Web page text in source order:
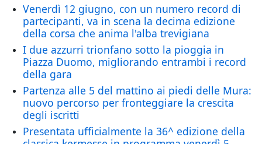
Venerdì 12 giugno, con un numero record di
partecipanti, va in scena la decima edizione
della corsa che anima l'alba trevigiana
I due azzurri trionfano sotto la pioggia in
Piazza Duomo, migliorando entrambi i record
della gara
Partenza alle 5 del mattino ai piedi delle Mura:
nuovo percorso per fronteggiare la crescita
degli iscritti
Presentata ufficialmente la 36^ edizione della